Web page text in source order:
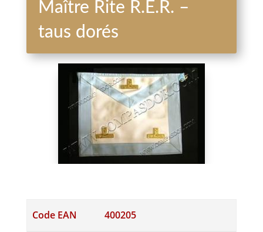
Maître Rite R.E.R. –
taus dorés
Code EAN 400205